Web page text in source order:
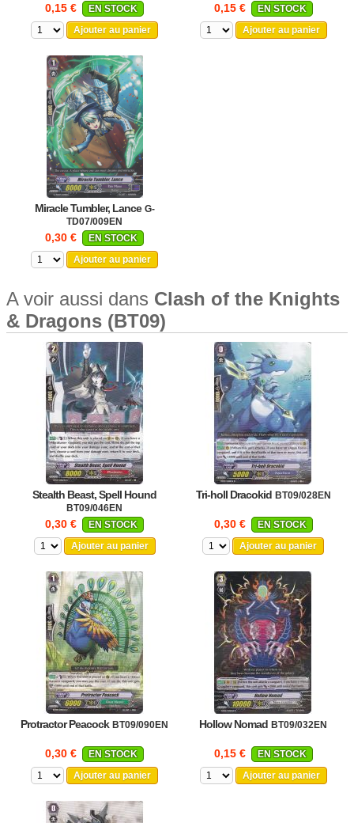
0,15 €
EN STOCK
Ajouter au panier
0,15 €
EN STOCK
Ajouter au panier
Miracle Tumbler, Lance G-
TD07/009EN
0,30 €
EN STOCK
Ajouter au panier
A voir aussi dans Clash of the Knights
& Dragons (BT09)
Stealth Beast, Spell Hound
BT09/046EN
0,30 €
EN STOCK
Ajouter au panier
Tri-holl Dracokid BT09/028EN
0,30 €
EN STOCK
Ajouter au panier
Protractor Peacock BT09/090EN
0,30 €
EN STOCK
Ajouter au panier
Hollow Nomad BT09/032EN
0,15 €
EN STOCK
Ajouter au panier